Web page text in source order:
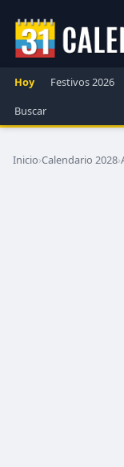
Hoy Festivos 2026
Buscar
Inicio›Calendario 2028›